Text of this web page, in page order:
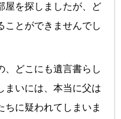
屋を探しましたが、ど
ことができませんでし
、どこにも遺言書らし
まいには、本当に父は
ちに疑われてしまいま